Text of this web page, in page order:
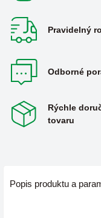
Pravidelný
Odborné
Rýchle
tovaru
Popis produktu a